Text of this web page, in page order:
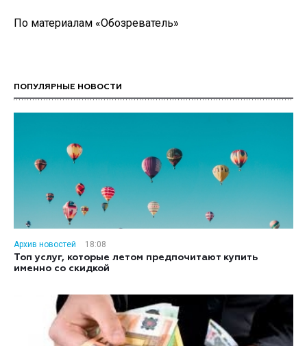
По материалам «Обозреватель»
ПОПУЛЯРНЫЕ НОВОСТИ
Архив новостей
18:08
Топ услуг, которые летом предпочитают купить
именно со скидкой